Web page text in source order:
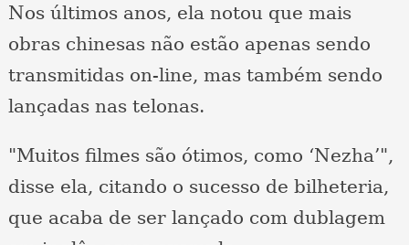
Nos últimos anos, ela notou que mais
obras chinesas não estão apenas sendo
transmitidas on-line, mas também sendo
lançadas nas telonas.
"Muitos filmes são ótimos, como ‘Nezha’",
disse ela, citando o sucesso de bilheteria,
que acaba de ser lançado com dublagem